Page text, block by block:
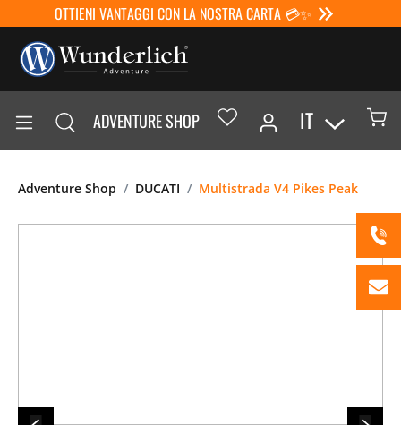
OTTIENI VANTAGGI CON LA NOSTRA CARTA 💳✨
ADVENTURE SHOP IT
Adventure Shop DUCATI Multistrada V4 Pikes Peak